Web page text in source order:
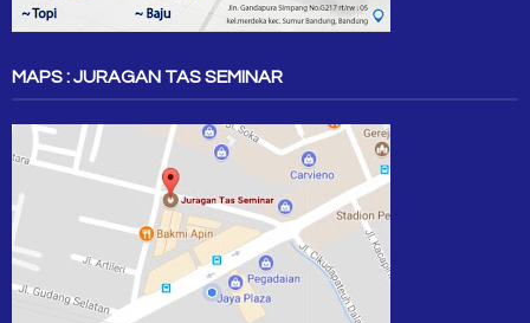
MAPS : JURAGAN TAS SEMINAR